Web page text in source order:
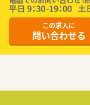
この求人に
問い合わせる